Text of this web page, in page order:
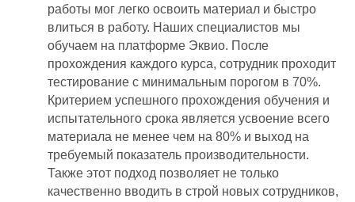
работы мог легко освоить материал и быстро
влиться в работу. Наших специалистов мы
обучаем на платформе Эквио. После
прохождения каждого курса, сотрудник проходит
тестирование с минимальным порогом в 70%.
Критерием успешного прохождения обучения и
испытательного срока является усвоение всего
материала не менее чем на 80% и выход на
требуемый показатель производительности.
Также этот подход позволяет не только
качественно вводить в строй новых сотрудников,